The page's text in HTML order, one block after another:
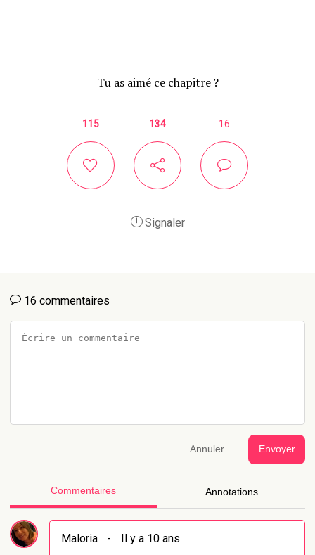
Tu as aimé ce chapitre ?
115 134 16
Signaler
16 commentaires
Annuler Envoyer
Commentaires Annotations
Maloria -
Il y a 10 ans